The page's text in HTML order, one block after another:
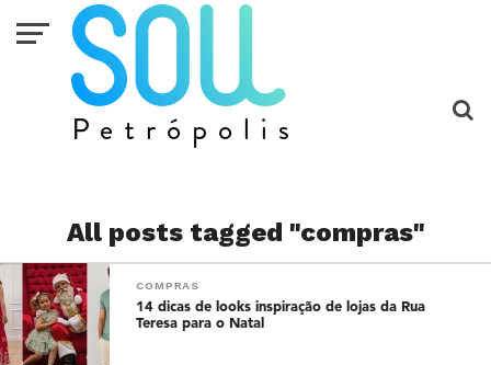
All posts tagged "compras"
COMPRAS
14 dicas de looks inspiração de lojas da Rua
Teresa para o Natal